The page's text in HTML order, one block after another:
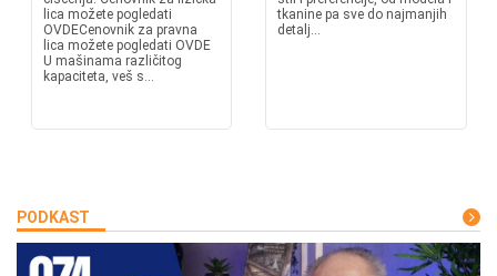
lica možete pogledati
OVDECenovnik za pravna
lica možete pogledati OVDE
U mašinama različitog
kapaciteta, veš s...
tkanine pa sve do najmanjih
detalj...
PODKAST